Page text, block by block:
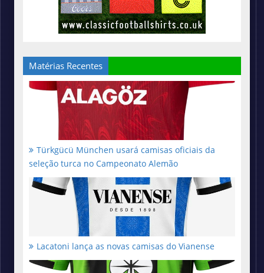
Matérias Recentes
Türkgücü München usará camisas oficiais da
seleção turca no Campeonato Alemão
Lacatoni lança as novas camisas do Vianense